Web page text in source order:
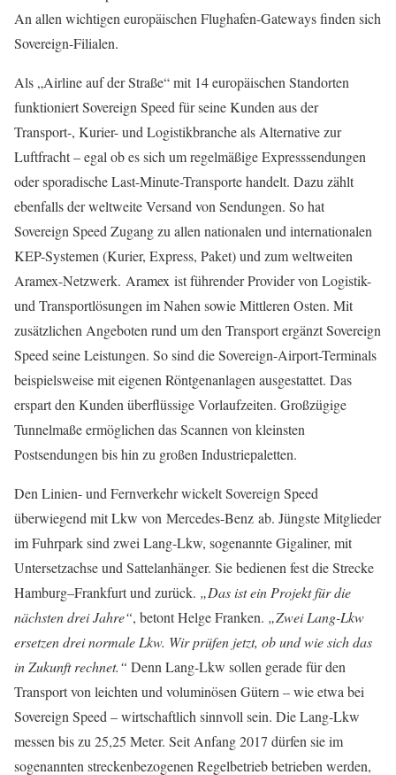
An allen wichtigen europäischen Flughafen-Gateways finden sich
Sovereign-Filialen.
Als „Airline auf der Straße“ mit 14 europäischen Standorten
funktioniert Sovereign Speed für seine Kunden aus der
Transport-, Kurier- und Logistikbranche als Alternative zur
Luftfracht – egal ob es sich um regelmäßige Expresssendungen
oder sporadische Last-Minute-Transporte handelt. Dazu zählt
ebenfalls der weltweite Versand von Sendungen. So hat
Sovereign Speed Zugang zu allen nationalen und internationalen
KEP-Systemen (Kurier, Express, Paket) und zum weltweiten
Aramex-Netzwerk. Aramex ist führender Provider von Logistik-
und Transportlösungen im Nahen sowie Mittleren Osten. Mit
zusätzlichen Angeboten rund um den Transport ergänzt Sovereign
Speed seine Leistungen. So sind die Sovereign-Airport-Terminals
beispielsweise mit eigenen Röntgenanlagen ausgestattet. Das
erspart den Kunden überflüssige Vorlaufzeiten. Großzügige
Tunnelmaße ermöglichen das Scannen von kleinsten
Postsendungen bis hin zu großen Industriepaletten.
Den Linien- und Fernverkehr wickelt Sovereign Speed
überwiegend mit Lkw von Mercedes-Benz ab. Jüngste Mitglieder
im Fuhrpark sind zwei Lang-Lkw, sogenannte Gigaliner, mit
Untersetzachse und Sattelanhänger. Sie bedienen fest die Strecke
Hamburg–Frankfurt und zurück. „Das ist ein Projekt für die
nächsten drei Jahre“, betont Helge Franken. „Zwei Lang-Lkw
ersetzen drei normale Lkw. Wir prüfen jetzt, ob und wie sich das
in Zukunft rechnet.“ Denn Lang-Lkw sollen gerade für den
Transport von leichten und voluminösen Gütern – wie etwa bei
Sovereign Speed – wirtschaftlich sinnvoll sein. Die Lang-Lkw
messen bis zu 25,25 Meter. Seit Anfang 2017 dürfen sie im
sogenannten streckenbezogenen Regelbetrieb betrieben werden,